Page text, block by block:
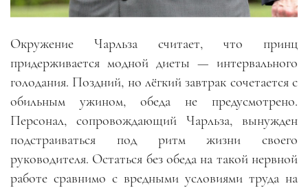
Окружение Чарльза считает, что принц
придерживается модной диеты — интервального
голодания. Поздний, но лёгкий завтрак сочетается с
обильным ужином, обеда не предусмотрено.
Персонал, сопровождающий Чарльза, вынужден
подстраиваться под ритм жизни своего
руководителя. Остаться без обеда на такой нервной
работе сравнимо с вредными условиями труда на